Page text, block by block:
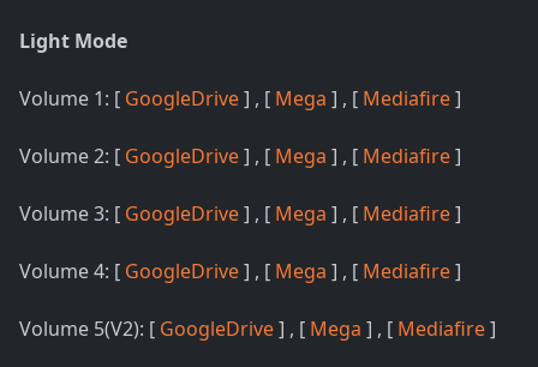
Light Mode
Volume 1: [ GoogleDrive] , [ Mega ] , [ Mediafire]
Volume 2: [ GoogleDrive] , [ Mega ] , [ Mediafire]
Volume 3: [ GoogleDrive] , [ Mega ] , [ Mediafire]
Volume 4: [ GoogleDrive] , [ Mega ] , [ Mediafire]
Volume 5(V2): [ GoogleDrive] , [ Mega ] , [ Mediafire]